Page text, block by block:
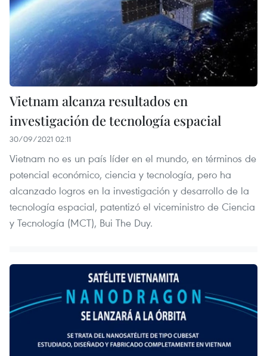
Vietnam alcanza resultados en
investigación de tecnología espacial
30/09/2021 02:11
Vietnam no es un país líder en el mundo, en términos de
potencial económico, ciencia y tecnología, pero ha
alcanzado logros en la investigación y desarrollo de la
tecnología espacial, patentizó el viceministro de Ciencia
y Tecnología (MCT), Bui The Duy.